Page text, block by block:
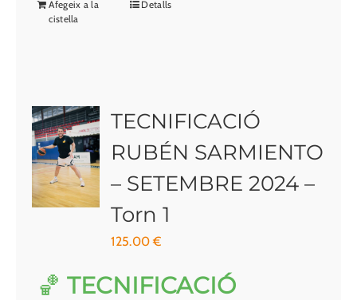
Afegeix a la
cistella
Detalls
TECNIFICACIÓ
RUBÉN SARMIENTO
– SETEMBRE 2024 –
Torn 1
125.00€
🏀TECNIFICACIÓ